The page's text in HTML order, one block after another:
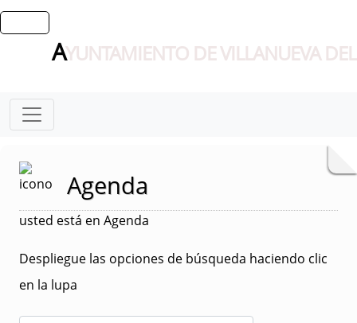
AYUNTAMIENTO DE VILLANUEVA
Agenda
usted está en Agenda
Despliegue las opciones de búsqueda haciendo clic
en la lupa